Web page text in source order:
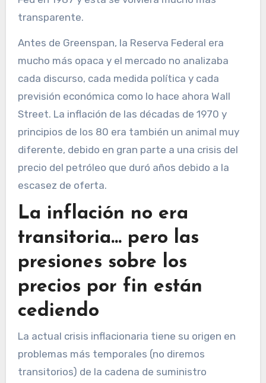
transparente.
Antes de Greenspan, la Reserva Federal era
mucho más opaca y el mercado no analizaba
cada discurso, cada medida política y cada
previsión económica como lo hace ahora Wall
Street. La inflación de las décadas de 1970 y
principios de los 80 era también un animal muy
diferente, debido en gran parte a una crisis del
precio del petróleo que duró años debido a la
escasez de oferta.
La inflación no era
transitoria… pero las
presiones sobre los
precios por fin están
cediendo
La actual crisis inflacionaria tiene su origen en
problemas más temporales (no diremos
transitorios) de la cadena de suministro